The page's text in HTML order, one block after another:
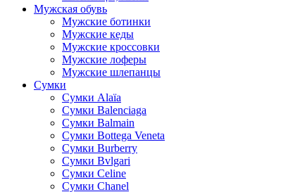
Мужская обувь
Мужские ботинки
Мужские кеды
Мужские кроссовки
Мужские лоферы
Мужские шлепанцы
Сумки
Cумки Alaïa
Сумки Balenciaga
Сумки Balmain
Сумки Bottega Veneta
Сумки Burberry
Сумки Bvlgari
Сумки Celine
Сумки Chanel